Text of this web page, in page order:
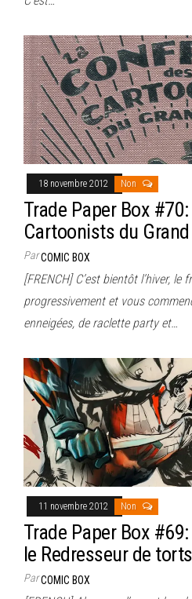
18 novembre 2012 Non
Trade Paper Box
Cartoonists du
ParCOMIC BOX
[FRENCH] C’est bientôt l’hiver, le
progressivement et vous
enneigées, de raclette party et…
11 novembre 2012 Non
Trade Paper Box
le Redresseur de torts
ParCOMIC BOX